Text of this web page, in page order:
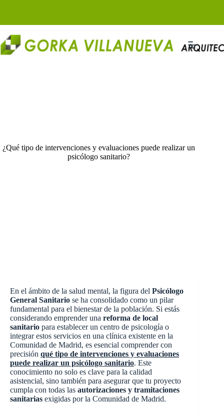
¿Qué tipo de intervenciones y evaluaciones puede realizar un
psicólogo sanitario?
En el ámbito de la salud mental, la figura del Psicólogo
General Sanitario se ha consolidado como un pilar
fundamental para el bienestar de la población. Si estás
considerando emprender una reforma de local
sanitario para establecer un centro de psicología o
integrar estos servicios en una clínica existente en la
Comunidad de Madrid, es esencial comprender con
precisión qué tipo de intervenciones y evaluaciones
puede realizar un psicólogo sanitario. Este
conocimiento no solo es clave para la calidad
asistencial, sino también para asegurar que tu proyecto
cumpla con todas las autorizaciones y tramitaciones
sanitarias exigidas por la Comunidad de Madrid.